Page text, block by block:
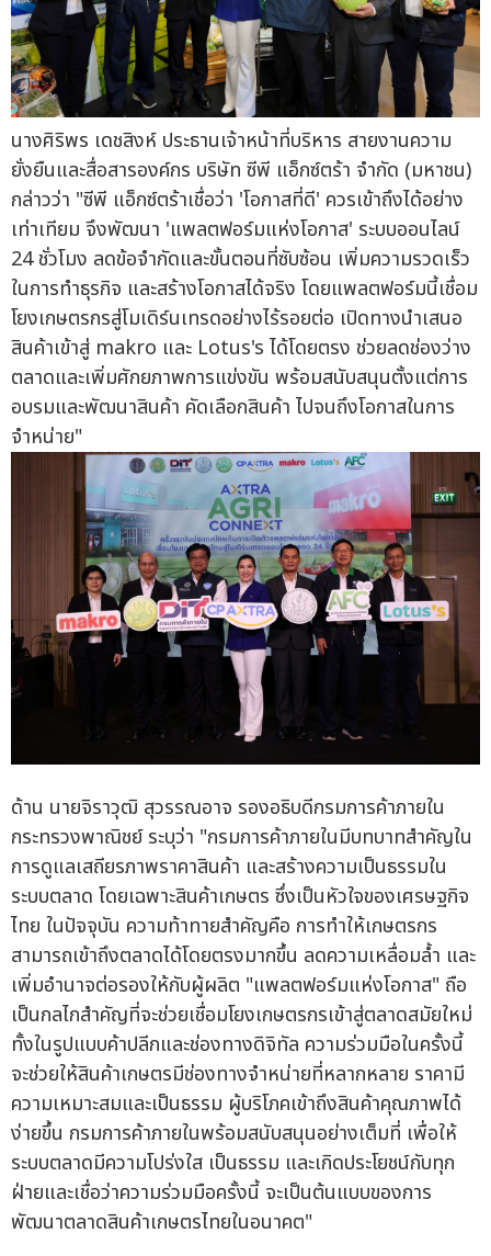
นางศิริพร เดชสิงห์ ประธานเจ้าหน้าที่บริหาร สายงานความ
ยั่งยืนและสื่อสารองค์กร บริษัท ซีพี แอ็กซ์ตร้า จำกัด (มหาชน)
กล่าวว่า "ซีพี แอ็กซ์ตร้าเชื่อว่า 'โอกาสที่ดี' ควรเข้าถึงได้อย่าง
เท่าเทียม จึงพัฒนา 'แพลตฟอร์มแห่งโอกาส' ระบบออนไลน์
24 ชั่วโมง ลดข้อจำกัดและขั้นตอนที่ซับซ้อน เพิ่มความรวดเร็ว
ในการทำธุรกิจ และสร้างโอกาสได้จริง โดยแพลตฟอร์มนี้เชื่อม
โยงเกษตรกรสู่โมเดิร์นเทรดอย่างไร้รอยต่อ เปิดทางนำเสนอ
สินค้าเข้าสู่ makro และ Lotus's ได้โดยตรง ช่วยลดช่องว่าง
ตลาดและเพิ่มศักยภาพการแข่งขัน พร้อมสนับสนุนตั้งแต่การ
อบรมและพัฒนาสินค้า คัดเลือกสินค้า ไปจนถึงโอกาสในการ
จำหน่าย"
ด้าน นายจิราวุฒิ สุวรรณอาจ รองอธิบดีกรมการค้าภายใน
กระทรวงพาณิชย์ ระบุว่า "กรมการค้าภายในมีบทบาทสำคัญใน
การดูแลเสถียรภาพราคาสินค้า และสร้างความเป็นธรรมใน
ระบบตลาด โดยเฉพาะสินค้าเกษตร ซึ่งเป็นหัวใจของเศรษฐกิจ
ไทย ในปัจจุบัน ความท้าทายสำคัญคือ การทำให้เกษตรกร
สามารถเข้าถึงตลาดได้โดยตรงมากขึ้น ลดความเหลื่อมล้ำ และ
เพิ่มอำนาจต่อรองให้กับผู้ผลิต "แพลตฟอร์มแห่งโอกาส" ถือ
เป็นกลไกสำคัญที่จะช่วยเชื่อมโยงเกษตรกรเข้าสู่ตลาดสมัยใหม่
ทั้งในรูปแบบค้าปลีกและช่องทางดิจิทัล ความร่วมมือในครั้งนี้
จะช่วยให้สินค้าเกษตรมีช่องทางจำหน่ายที่หลากหลาย ราคามี
ความเหมาะสมและเป็นธรรม ผู้บริโภคเข้าถึงสินค้าคุณภาพได้
ง่ายขึ้น กรมการค้าภายในพร้อมสนับสนุนอย่างเต็มที่ เพื่อให้
ระบบตลาดมีความโปร่งใส เป็นธรรม และเกิดประโยชน์กับทุก
ฝ่ายและเชื่อว่าความร่วมมือครั้งนี้ จะเป็นต้นแบบของการ
พัฒนาตลาดสินค้าเกษตรไทยในอนาคต"